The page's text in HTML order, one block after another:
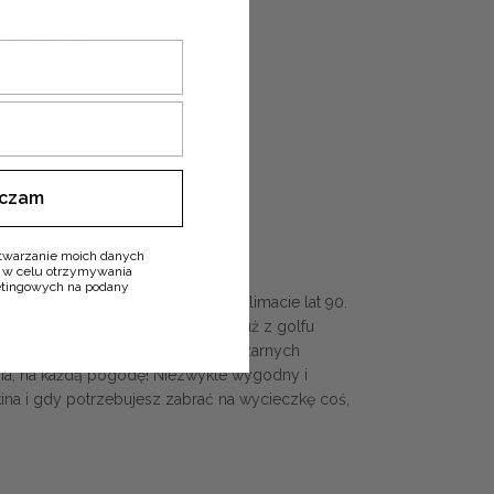
L Wyczyść
🍒
ciała! Prążkowany materiał w klimacie lat 90.
paskach, które znacie już z golfu
– zielonych, granatowych i czarnych
na każdą pogodę! Niezwykle wygodny i
i gdy potrzebujesz zabrać na wycieczkę coś,
moich danych
celu otrzymywania
na podany